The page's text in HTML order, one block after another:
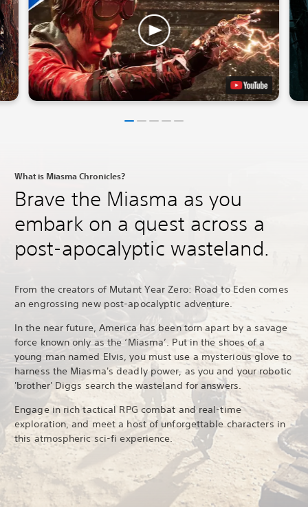
What is Miasma Chronicles?
Brave the Miasma as you
embark on a quest across a
post-apocalyptic wasteland.
From the creators of Mutant Year Zero: Road to Eden comes
an engrossing new post-apocalyptic adventure.
In the near future, America has been torn apart by a savage
force known only as the ‘Miasma’. Put in the shoes of a
young man named Elvis, you must use a mysterious glove to
harness the Miasma's deadly power, as you and your robotic
'brother' Diggs search the wasteland for answers.
Engage in rich tactical RPG combat and real-time
exploration, and meet a host of unforgettable characters in
this atmospheric sci-fi experience.